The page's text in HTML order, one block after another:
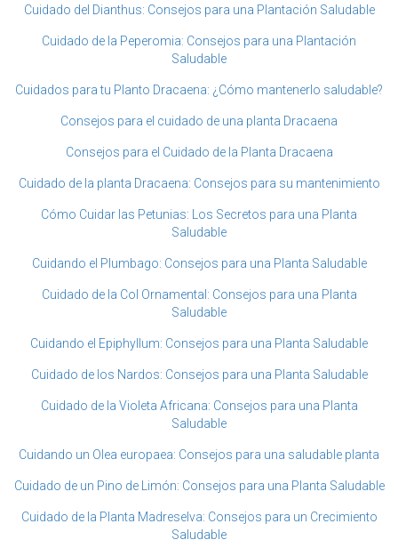
Cuidado del Dianthus: Consejos para una Plantación Saludable
Cuidado de la Peperomia: Consejos para una Plantación
Saludable
Cuidados para tu Planto Dracaena: ¿Cómo mantenerlo saludable?
Consejos para el cuidado de una planta Dracaena
Consejos para el Cuidado de la Planta Dracaena
Cuidado de la planta Dracaena: Consejos para su mantenimiento
Cómo Cuidar las Petunias: Los Secretos para una Planta
Saludable
Cuidando el Plumbago: Consejos para una Planta Saludable
Cuidado de la Col Ornamental: Consejos para una Planta
Saludable
Cuidando el Epiphyllum: Consejos para una Planta Saludable
Cuidado de los Nardos: Consejos para una Planta Saludable
Cuidado de la Violeta Africana: Consejos para una Planta
Saludable
Cuidando un Olea europaea: Consejos para una saludable planta
Cuidado de un Pino de Limón: Consejos para una Planta Saludable
Cuidado de la Planta Madreselva: Consejos para un Crecimiento
Saludable